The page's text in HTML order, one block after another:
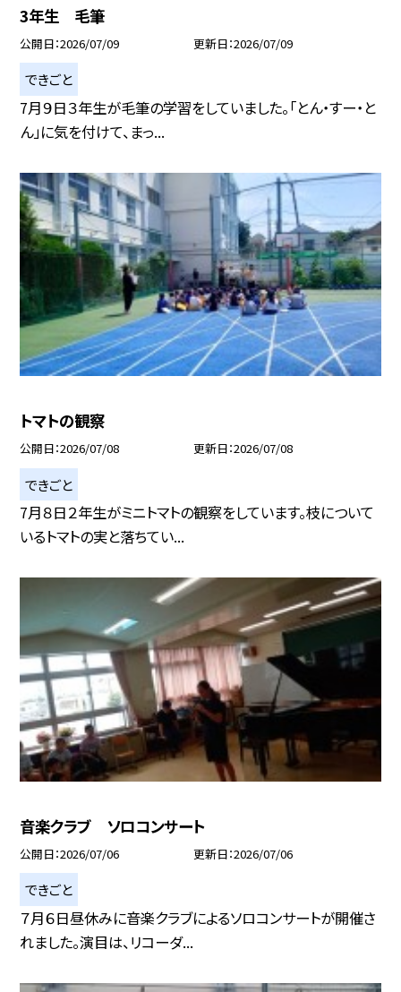
3年生 毛筆
公開日 2026/07/09 更新日 2026/07/09
できごと
7月９日３年生が毛筆の学習をしていました。「とん・すー・と
ん」に気を付けて、まっ...
トマトの観察
公開日 2026/07/08 更新日 2026/07/08
できごと
7月８日２年生がミニトマトの観察をしています。枝について
いるトマトの実と落ちてい...
音楽クラブ ソロコンサート
公開日 2026/07/06 更新日 2026/07/06
できごと
７月６日昼休みに音楽クラブによるソロコンサートが開催さ
れました。演目は、リコーダ...